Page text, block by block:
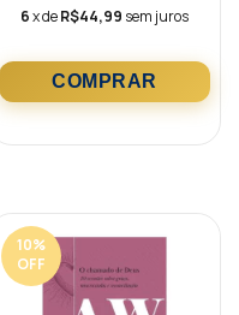
6x deR$44,99 sem juros
10%
OFF